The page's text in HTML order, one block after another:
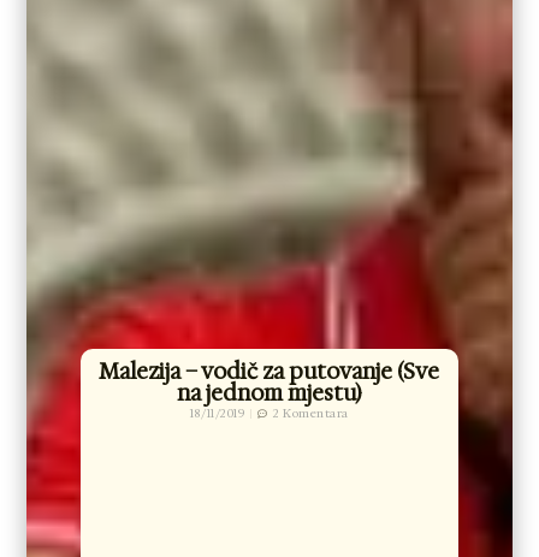
Malezija – vodič za putovanje (Sve
na jednom mjestu)
18/11/2019 2 Komentara